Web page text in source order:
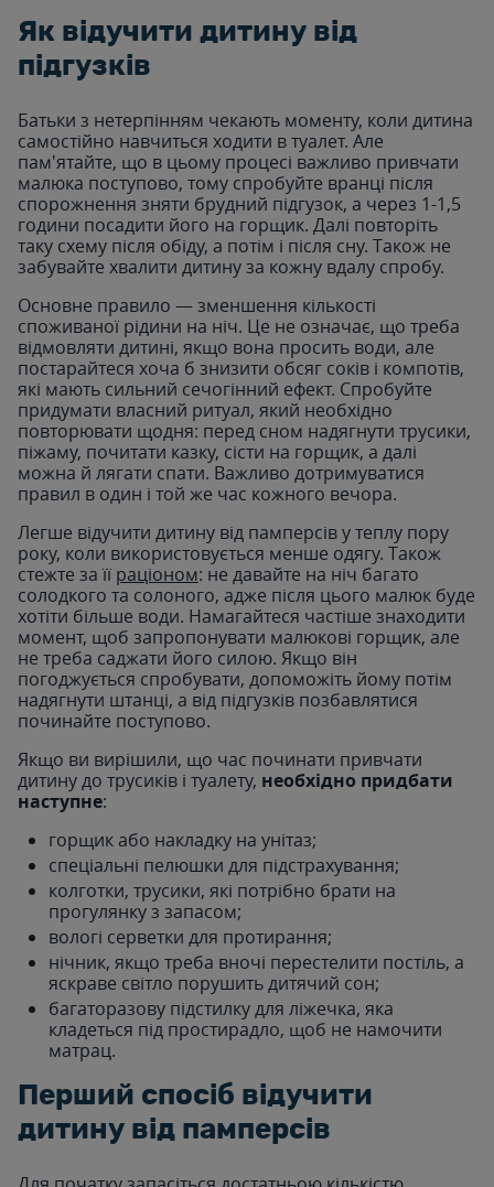
Як відучити дитину від
підгузків
Батьки з нетерпінням чекають моменту, коли дитина
самостійно навчиться ходити в туалет. Але
пам'ятайте, що в цьому процесі важливо привчати
малюка поступово, тому спробуйте вранці після
спорожнення зняти брудний підгузок, а через 1-1,5
години посадити його на горщик. Далі повторіть
таку схему після обіду, а потім і після сну. Також не
забувайте хвалити дитину за кожну вдалу спробу.
Основне правило — зменшення кількості
споживаної рідини на ніч. Це не означає, що треба
відмовляти дитині, якщо вона просить води, але
постарайтеся хоча б знизити обсяг соків і компотів,
які мають сильний сечогінний ефект. Спробуйте
придумати власний ритуал, який необхідно
повторювати щодня: перед сном надягнути трусики,
піжаму, почитати казку, сісти на горщик, а далі
можна й лягати спати. Важливо дотримуватися
правил в один і той же час кожного вечора.
Легше відучити дитину від памперсів у теплу пору
року, коли використовується менше одягу. Також
стежте за її раціоном: не давайте на ніч багато
солодкого та солоного, адже після цього малюк буде
хотіти більше води. Намагайтеся частіше знаходити
момент, щоб запропонувати малюкові горщик, але
не треба саджати його силою. Якщо він
погоджується спробувати, допоможіть йому потім
надягнути штанці, а від підгузків позбавлятися
починайте поступово.
Якщо ви вирішили, що час починати привчати
дитину до трусиків і туалету, необхідно придбати
наступне:
горщик або накладку на унітаз;
спеціальні пелюшки для підстрахування;
колготки, трусики, які потрібно брати на
прогулянку з запасом;
вологі серветки для протирання;
нічник, якщо треба вночі перестелити постіль, а
яскраве світло порушить дитячий сон;
багаторазову підстилку для ліжечка, яка
кладеться під простирадло, щоб не намочити
матрац.
Перший спосіб відучити
дитину від памперсів